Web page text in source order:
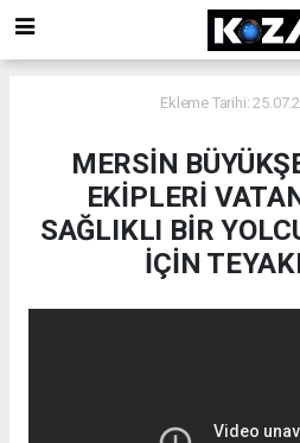
Ekleme Tarihi:
MERSİN
EKİPLERİ
SAĞLIKLI BİR
İÇİN